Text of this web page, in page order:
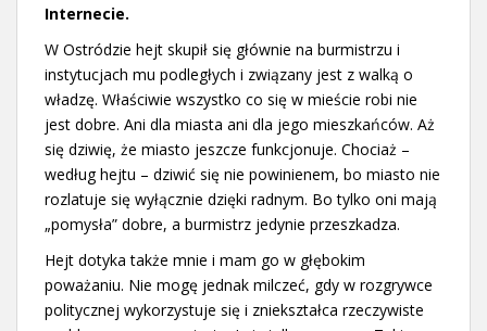
Internecie.
W Ostródzie hejt skupił się głównie na burmistrzu i
instytucjach mu podległych i związany jest z walką o
władzę. Właściwie wszystko co się w mieście robi nie
jest dobre. Ani dla miasta ani dla jego mieszkańców. Aż
się dziwię, że miasto jeszcze funkcjonuje. Chociaż –
według hejtu – dziwić się nie powinienem, bo miasto nie
rozlatuje się wyłącznie dzięki radnym. Bo tylko oni mają
„pomysła” dobre, a burmistrz jedynie przeszkadza.
Hejt dotyka także mnie i mam go w głębokim
poważaniu. Nie mogę jednak milczeć, gdy w rozgrywce
politycznej wykorzystuje się i zniekształca rzeczywiste